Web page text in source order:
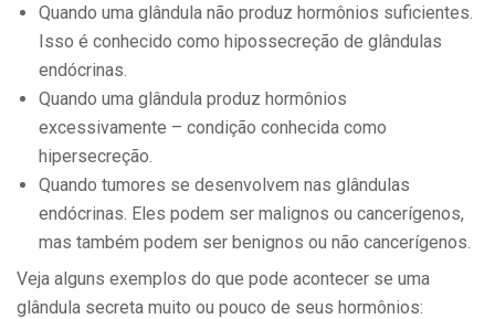
Quando uma glândula não produz hormônios suficientes.
Isso é conhecido como hipossecreção de glândulas
endócrinas.
Quando uma glândula produz hormônios
excessivamente – condição conhecida como
hipersecreção.
Quando tumores se desenvolvem nas glândulas
endócrinas. Eles podem ser malignos ou cancerígenos,
mas também podem ser benignos ou não cancerígenos.
Veja alguns exemplos do que pode acontecer se uma
glândula secreta muito ou pouco de seus hormônios: